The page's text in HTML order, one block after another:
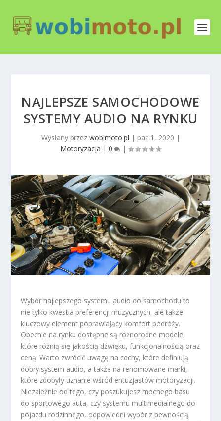
NAJLEPSZE SAMOCHODOWE
SYSTEMY AUDIO NA RYNKU
Wysłany przez wobimoto.pl | paź 1, 2020 |
Motoryzacja | 0 |
Wybór najlepszego systemu audio do samochodu to
nie tylko kwestia preferencji muzycznych, ale także
kluczowy element poprawiający komfort podróży.
Obecnie na rynku dostępne są różnorodne modele,
które różnią się jakością dźwięku, funkcjonalnością oraz
ceną. Warto zwrócić uwagę na cechy, które definiują
dobry system audio, a także na renomowane marki,
które zdobyły uznanie wśród entuzjastów motoryzacji.
Niezależnie od tego, czy poszukujesz mocnego basu
do sportowego auta, czy systemu multimedialnego do
pojazdu rodzinnego, odpowiedni wybór z pewnością